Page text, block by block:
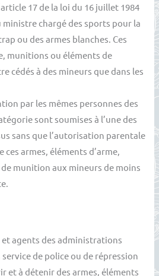
17 de la loi du 16 juillet 1984
chargé des sports pour la
ou des armes blanches. Ces
munitions ou éléments de
cédés à des mineurs que dans les
par les mêmes personnes des
sont soumises à l’une des
sans que l’autorisation parentale
armes, éléments d’arme,
munition aux mineurs de moins
agents des administrations
de police ou de répression
et à détenir des armes, éléments